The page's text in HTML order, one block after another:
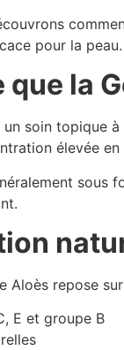
pour la peau.
que la
un soin topique à
élevée
sous
Aloès repose
E et groupe B